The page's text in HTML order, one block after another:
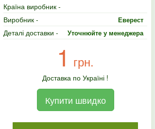
Країна виробник -
Виробник -
Еверест
Деталі доставки - Уточнюйте у менеджера
1 грн.
Доставка по Україні !
Купити швидко